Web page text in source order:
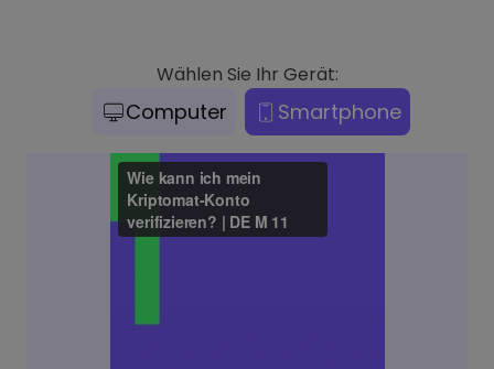
Wählen Sie Ihr Gerät:
Computer Smartphone